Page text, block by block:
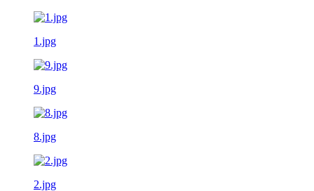
1.jpg
9.jpg
8.jpg
2.jpg